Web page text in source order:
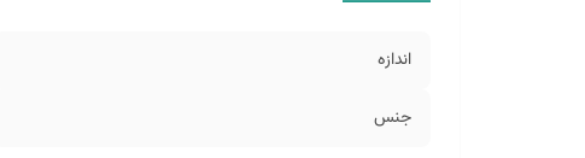
اندازه
جنس